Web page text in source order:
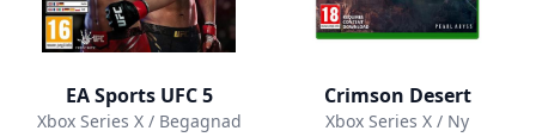
EA Sports UFC 5
Xbox Series X / Begagnad
Crimson Desert
Xbox Series X / Ny